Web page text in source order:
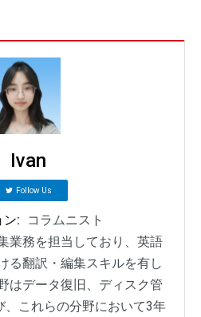
Ivan
Follow Us
ン:
コラムニスト
業務を担当しており、英語
る翻訳・編集スキルを有し
はデータ復旧、ディスク管
、これらの分野において3年